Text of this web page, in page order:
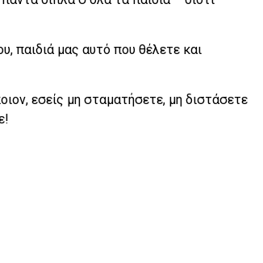
παιδιά μας αυτό που θέλετε και
εσείς μη σταματήσετε, μη διστάσετε